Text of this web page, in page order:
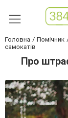
Головна Помічник
самокатів
Про